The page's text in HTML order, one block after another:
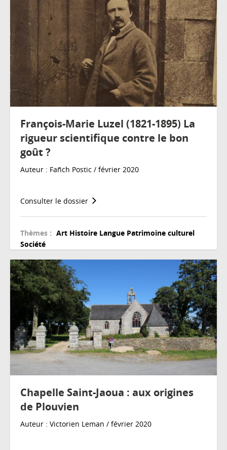
François-Marie Luzel (1821-1895) La
rigueur scientifique contre le bon
goût ?
Auteur : Fañch Postic / février 2020
Consulter le dossier
Thèmes : Art Histoire Langue Patrimoine culturel
Société
Chapelle Saint-Jaoua : aux origines
de Plouvien
Auteur : Victorien Leman / février 2020